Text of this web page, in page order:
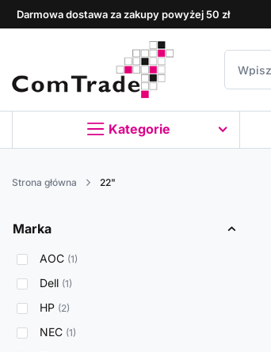
Darmowa dostawa za zakupy powyżej 50 zł
Kategorie
Strona główna 22"
Marka
AOC 1
Dell 1
HP 2
NEC 1